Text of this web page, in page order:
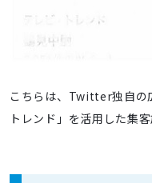
こちらは、Twitter独自の
トレンド」を活用した集客